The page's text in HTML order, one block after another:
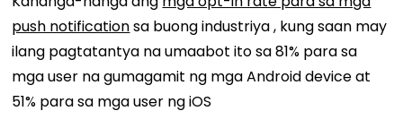
push notificationsa buong industriya , kung saan may
ilang pagtatantya na umaabot ito sa 81% para sa
mga user na gumagamit ng mga Android device at
51% para sa mga user ng iOS